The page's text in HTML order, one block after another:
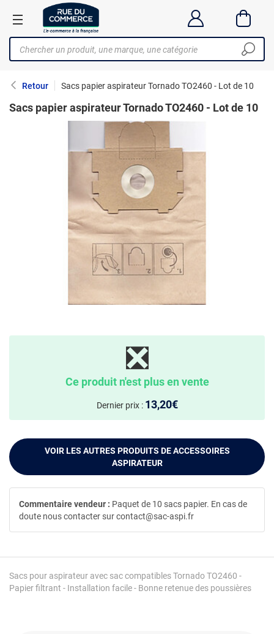
Retour Sacs papier aspirateur Tornado TO2460 - Lot de 10
Sacs papier aspirateur Tornado TO2460 - Lot de 10
Sacs pour aspirateur avec sac compatibles Tornado TO2460 -
Papier filtrant - Installation facile - Bonne retenue des poussières
Commentaire vendeur : Paquet de 10 sacs papier. En cas de
doute nous contacter sur contact@sac-aspi.fr
❎
Ce produit n'est plus en vente
Dernier prix : 13,20€
VOIR LES AUTRES PRODUITS DE ACCESSOIRES
ASPIRATEUR